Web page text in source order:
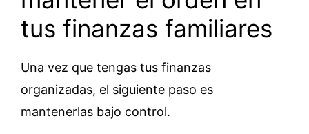
tus finanzas familiares
Una vez que tengas tus finanzas
organizadas, el siguiente paso es
mantenerlas bajo control.